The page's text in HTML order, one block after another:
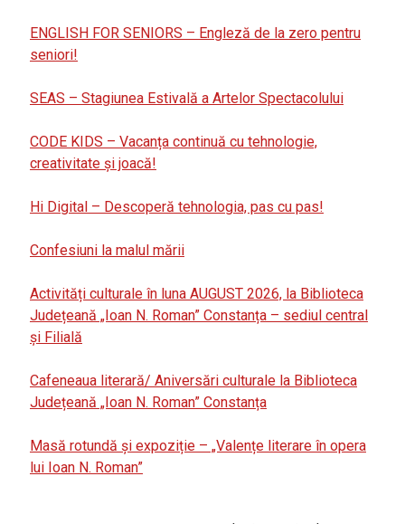
ENGLISH FOR SENIORS – Engleză de la zero pentru
seniori!
SEAS – Stagiunea Estivală a Artelor Spectacolului
CODE KIDS – Vacanța continuă cu tehnologie,
creativitate și joacă!
Hi Digital – Descoperă tehnologia, pas cu pas!
Confesiuni la malul mării
Activități culturale în luna AUGUST 2026, la Biblioteca
Județeană „Ioan N. Roman” Constanța – sediul central
și Filială
Cafeneaua literară/ Aniversări culturale la Biblioteca
Județeană „Ioan N. Roman” Constanța
Masă rotundă și expoziție – „Valențe literare în opera
lui Ioan N. Roman”